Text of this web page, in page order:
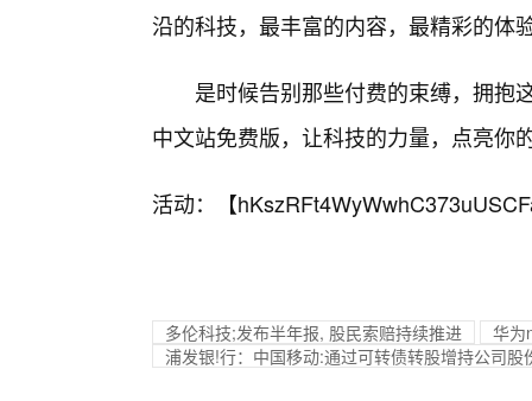
沿的科技，最丰富的内容，最精彩的体
是时候告别那些付费的束缚，拥抱
中文站免费版，让科技的力量，点亮你
活动：【
多伦科技;发布半年报, 股民索赔持续推进
华为
浦发银!行：中国移动:通过可转债转股增持公司